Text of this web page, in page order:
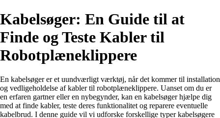
Kabelsøger: En Guide til at
Finde og Teste Kabler til
Robotplæneklippere
En kabelsøger er et uundværligt værktøj, når det kommer til installation
og vedligeholdelse af kabler til robotplæneklippere. Uanset om du er
en erfaren gartner eller en nybegynder, kan en kabelsøger hjælpe dig
med at finde kabler, teste deres funktionalitet og reparere eventuelle
kabelbrud. I denne guide vil vi udforske forskellige typer kabelsøgere